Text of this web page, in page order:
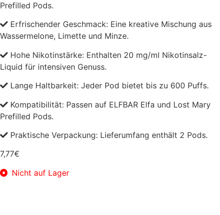
Prefilled Pods.
Erfrischender Geschmack: Eine kreative Mischung aus
Wassermelone, Limette und Minze.
Hohe Nikotinstärke: Enthalten 20 mg/ml Nikotinsalz-
Liquid für intensiven Genuss.
Lange Haltbarkeit: Jeder Pod bietet bis zu 600 Puffs.
Kompatibilität: Passen auf ELFBAR Elfa und Lost Mary
Prefilled Pods.
Praktische Verpackung: Lieferumfang enthält 2 Pods.
7,77€
Nicht auf Lager